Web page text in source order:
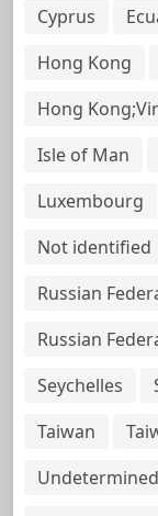
Cyprus
Hong Kong
Hong
Isle of Man
Luxembourg
Not identified
Russian
Russian
Seychelles
Taiwan
Undetermined